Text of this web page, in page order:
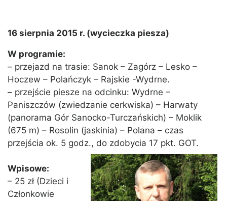
16 sierpnia 2015 r. (wycieczka piesza)
W programie:
– przejazd na trasie: Sanok – Zagórz – Lesko –
Hoczew – Polańczyk – Rajskie -Wydrne.
– przejście piesze na odcinku: Wydrne –
Paniszczów (zwiedzanie cerkwiska) – Harwaty
(panorama Gór Sanocko-Turczańskich) – Moklik
(675 m) – Rosolin (jaskinia) – Polana – czas
przejścia ok. 5 godz., do zdobycia 17 pkt. GOT.
Wpisowe:
– 25 zł (Dzieci i
Członkowie